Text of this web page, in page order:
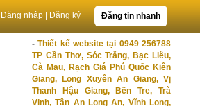
Đăng tin nhanh
Đăng nhập Đăng ký
-Thiết kế website tại 0949 256788
TP Cần Thơ, Sóc Trăng, Bạc Liêu,
Cà Mau, Rạch Giá Phú Quốc Kiên
Giang, Long Xuyên An Giang, Vị
Thanh Hậu Giang, Bến Tre, Trà
Vinh, Tân An Long An, Vĩnh Long,